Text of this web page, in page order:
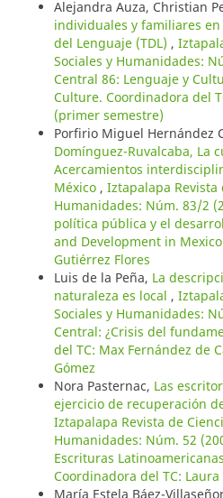
Alejandra Auza, Christian
individuales y familiares
del Lenguaje (TDL) ,
Sociales y Humanidades:
Central 86: Lenguaje y
Culture. Coordinadora del
(primer semestre)
Porfirio Miguel Hernández
Domínguez-Ruvalcaba, La
Acercamientos
México , Iztapalapa Revista
Humanidades: Núm. 83/2
política pública y el
and Development in
Gutiérrez Flores
Luis de la Peña, La
naturaleza es local ,
Sociales y Humanidades:
Central: ¿Crisis del
del TC: Max Fernández de
Gómez
Nora Pasternac, Las
ejercicio de recuperación
Iztapalapa Revista de
Humanidades: Núm. 52
Escrituras
Coordinadora del TC:
María Estela Báez-